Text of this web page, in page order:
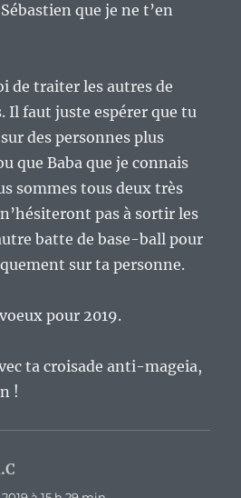
que je ne t’en
de traiter les autres de
Il faut juste espérer que tu
des personnes plus
que Baba que je connais
sommes tous deux très
pas à sortir les
batte de base-ball pour
sur ta personne.
pour 2019.
ta croisade anti-mageia,
!